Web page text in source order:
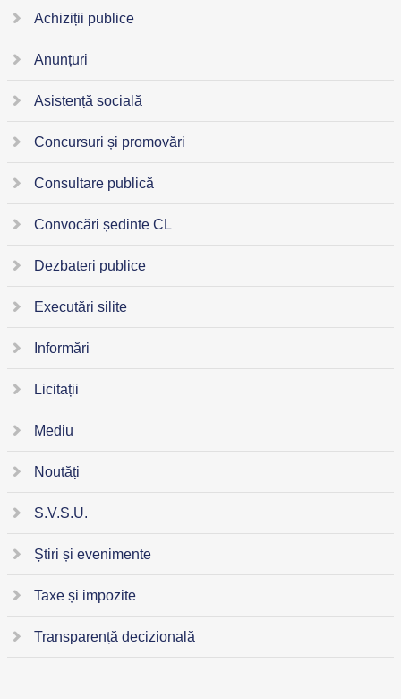
Achiziții publice
Anunțuri
Asistență socială
Concursuri și promovări
Consultare publică
Convocări ședinte CL
Dezbateri publice
Executări silite
Informări
Licitații
Mediu
Noutăți
S.V.S.U.
Știri și evenimente
Taxe și impozite
Transparență decizională